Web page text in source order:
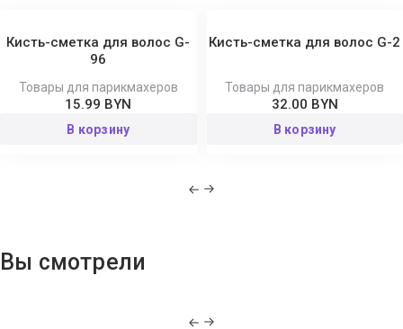
Кисть-сметка для волос G-
96
Товары для парикмахеров
15.99 BYN
В корзину
Кисть-сметка для волос G-2
Товары для парикмахеров
32.00 BYN
В корзину
Вы смотрели